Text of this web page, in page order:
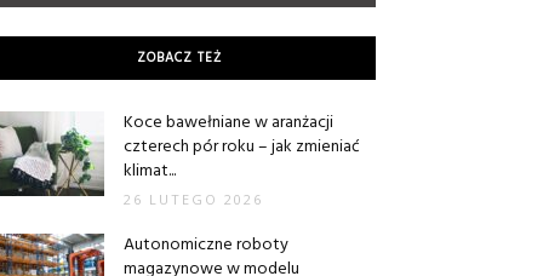
ZOBACZ TEŻ
Koce bawełniane w aranżacji
czterech pór roku – jak zmieniać
klimat...
26 LUTEGO 2026
Autonomiczne roboty
magazynowe w modelu